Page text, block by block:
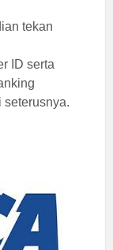
tekan
ID serta
seterusnya.